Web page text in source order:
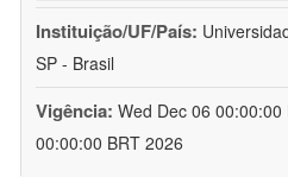
Instituição/UF/País:
SP - Brasil
Vigência: Wed Dec 06 00:00:00
00:00:00 BRT 2026